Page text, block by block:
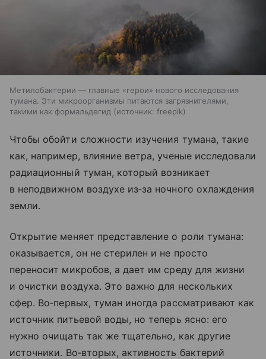
Метилобактерии — главные «герои» нового исследования
тумана. Эти микроорганизмы питаются загрязнителями,
такими как формальдегид
источник: freepik
Чтобы обойти сложности изучения тумана, такие
как, например, влияние ветра, ученые исследовали
радиационный туман, который возникает
в неподвижном воздухе из‑за ночного охлаждения
земли.
Открытие меняет представление о роли тумана:
оказывается, он не стерилен и не просто
переносит микробов, а дает им среду для жизни
и очистки воздуха. Это важно для нескольких
сфер. Во‑первых, туман иногда рассматривают как
источник питьевой воды, но теперь ясно: его
нужно очищать так же тщательно, как другие
источники. Во‑вторых, активность бактерий